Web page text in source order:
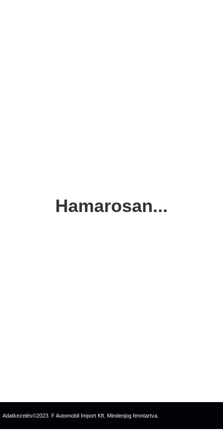
Hamarosan...
Adatkezelés©2023. F Automobil Import Kft. Mindenjog fenntartva.